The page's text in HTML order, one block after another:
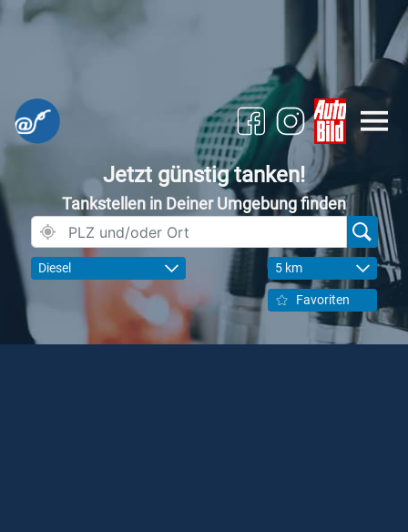
Jetzt günstig tanken!
Tankstellen in Deiner Umgebung finden
Diesel 5 km
Favoriten